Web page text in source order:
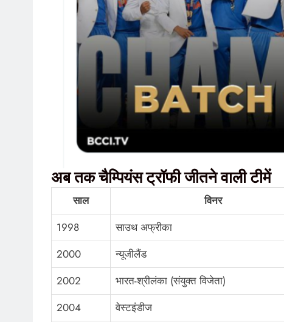
अब तक चैम्पियंस ट्रॉफी जीतने वाली टीमें
साल विनर
1998
साउथ अफ्रीका
2000
न्यूजीलैंड
2002
भारत-श्रीलंका (संयुक्त विजेता)
2004
वेस्टइंडीज